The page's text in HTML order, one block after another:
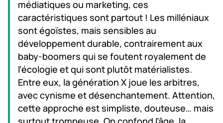
médiatiques ou marketing, ces
caractéristiques sont partout ! Les milléniaux
sont égoïstes, mais sensibles au
développement durable, contrairement aux
baby-boomers qui se foutent royalement de
l’écologie et qui sont plutôt matérialistes.
Entre eux, la génération X joue les arbitres,
avec cynisme et désenchantement. Attention,
cette approche est simpliste, douteuse… mais